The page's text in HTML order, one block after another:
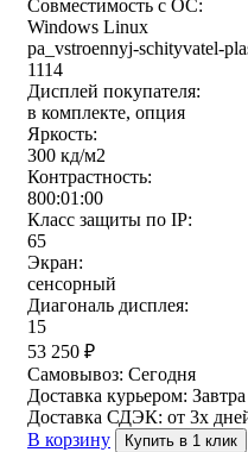
Совместимость с ОС:
Windows Linux
pa_vstroennyj-schityvatel-
1114
Дисплей покупателя:
в комплекте, опция
Яркость:
300 кд/м2
Контрастность:
800:01:00
Класс защиты по IP:
65
Экран:
сенсорный
Диагональ дисплея:
15
53 250 ₽
Самовывоз: Сегодня
Доставка курьером: Завтра
Доставка СДЭК: от 3х
В корзину
Купить в 1 клик